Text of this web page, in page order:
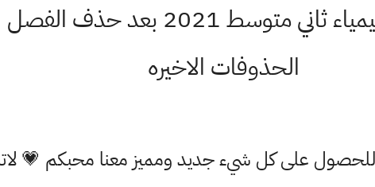
ملخص شامل لكتاب الكيمياء ثاني
الحذوفات الاخيره
للحصول على كل شيء جديد ومميز معنا محبكم 💗